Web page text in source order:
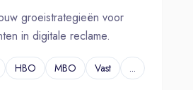
groeistrategieën voor
in digitale reclame.
HBO MBO Vast ...